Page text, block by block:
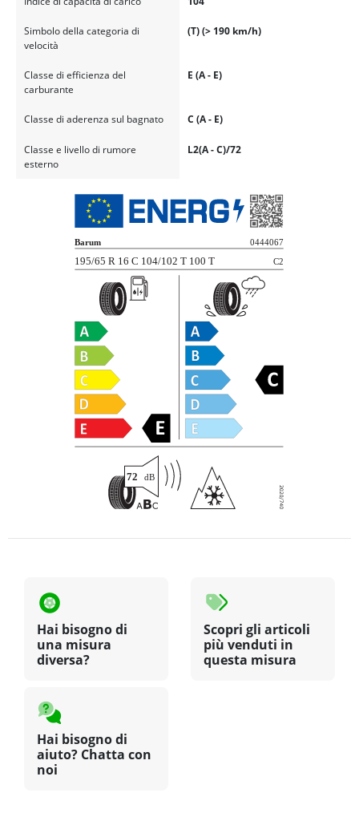
Simbolo della categoria di
velocità
(T) (> 190 km/h)
Classe di efficienza del
carburante
E (A - E)
Classe di aderenza sul bagnato C (A - E)
Classe e livello di rumore
esterno
L2(A - C)/72
Hai bisogno di
una misura
diversa?
Scopri gli articoli
più venduti in
questa misura
Hai bisogno di
aiuto? Chatta con
noi